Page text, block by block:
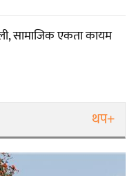
सामाजिक एकता कायम
थप+